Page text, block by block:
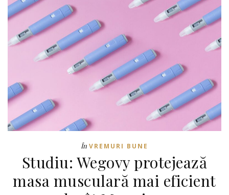
În VREMURI BUNE
Studiu: Wegovy protejează
masa musculară mai eficient